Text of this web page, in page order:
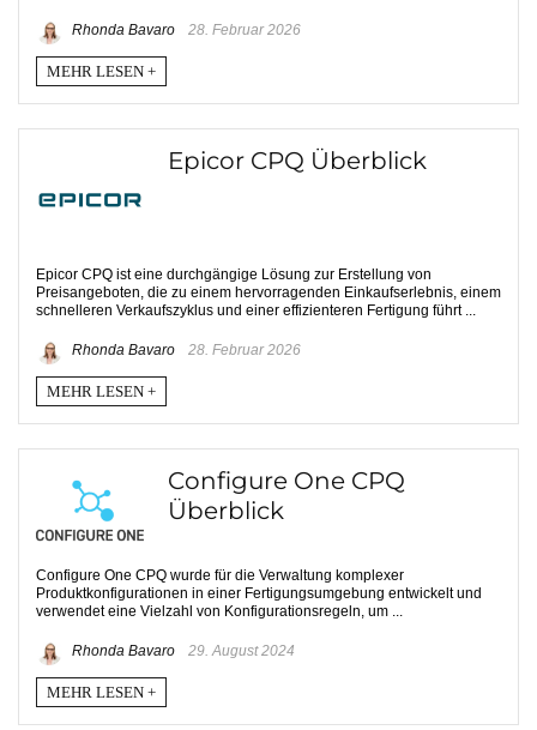
Rhonda Bavaro 28. Februar 2026
MEHR LESEN +
Epicor CPQ Überblick
Epicor CPQ ist eine durchgängige Lösung zur Erstellung von
Preisangeboten, die zu einem hervorragenden Einkaufserlebnis, einem
schnelleren Verkaufszyklus und einer effizienteren Fertigung führt ...
Rhonda Bavaro 28. Februar 2026
MEHR LESEN +
Configure One CPQ
Überblick
Configure One CPQ wurde für die Verwaltung komplexer
Produktkonfigurationen in einer Fertigungsumgebung entwickelt und
verwendet eine Vielzahl von Konfigurationsregeln, um ...
Rhonda Bavaro 29. August 2024
MEHR LESEN +